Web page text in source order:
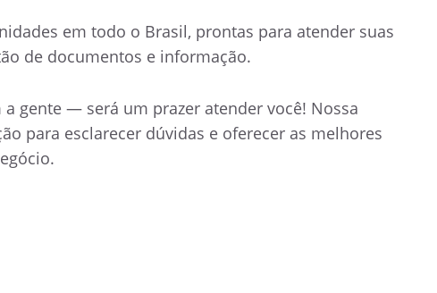
em todo o Brasil, prontas para atender suas
de documentos e informação.
gente — será um prazer atender você! Nossa
para esclarecer dúvidas e oferecer as melhores